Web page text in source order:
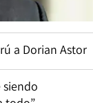
a Dorian Astor
siendo